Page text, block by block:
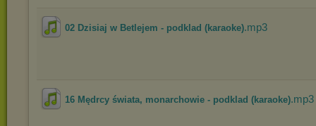
02 Dzisiaj w Betlejem - podklad (karaoke).mp3
16 Mędrcy świata, monarchowie - podklad (karaoke).mp3